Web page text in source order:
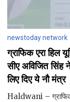
newstoday network
ग्राफिक एरा हिल
सीए अविजित सिंह
लिए दिए ये नौ मंत्र
Haldwani – ग्राफिक